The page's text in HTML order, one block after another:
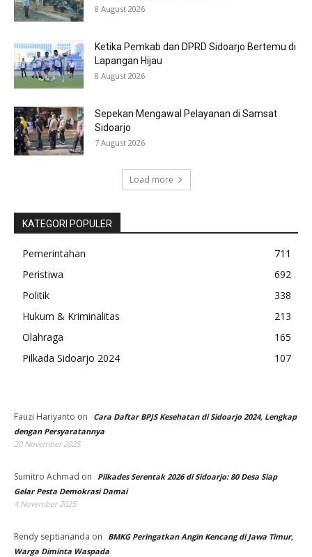
8 August 2026
Ketika Pemkab dan DPRD Sidoarjo Bertemu di
Lapangan Hijau
8 August 2026
Sepekan Mengawal Pelayanan di Samsat
Sidoarjo
7 August 2026
Load more
KATEGORI POPULER
Pemerintahan
711
Peristiwa
692
Politik
338
Hukum & Kriminalitas
213
Olahraga
165
Pilkada Sidoarjo 2024
107
Fauzi Hariyanto on
Cara Daftar BPJS Kesehatan di Sidoarjo 2024, Lengkap
dengan Persyaratannya
20 November 2025
Sumitro Achmad on
Pilkades Serentak 2026 di Sidoarjo: 80 Desa Siap
Gelar Pesta Demokrasi Damai
4 November 2025
Rendy septiananda on
BMKG Peringatkan Angin Kencang di Jawa Timur,
Warga Diminta Waspada